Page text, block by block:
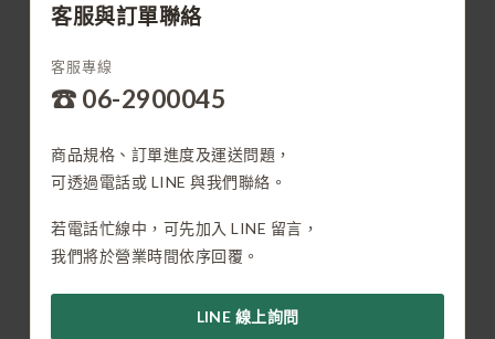
客服與訂單聯絡
客服專線
☎ 06-2900045
商品規格、訂單進度及運送問題，
可透過電話或 LINE 與我們聯絡。
若電話忙線中，可先加入 LINE 留言，
我們將於營業時間依序回覆。
LINE 線上詢問